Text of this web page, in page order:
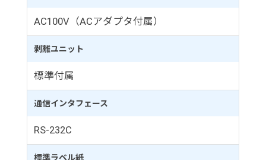
AC100V（ACアダプタ付属）
剥離ユニット
標準付属
通信インタフェース
RS-232C
標準ラベル紙